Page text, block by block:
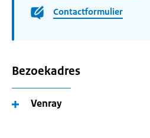
Contactformulier
Bezoekadres
Venray